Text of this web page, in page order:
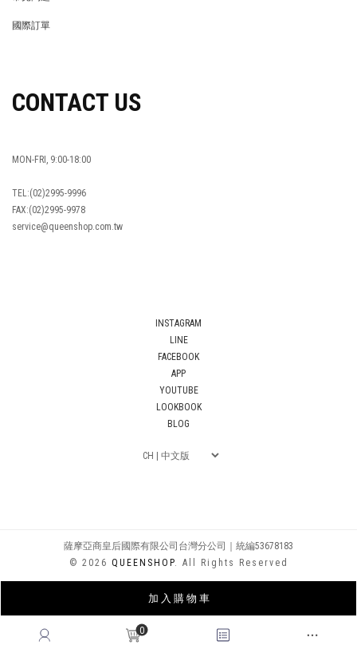
0
加 入 購 物 車
國際訂單
CONTACT US
MON-FRI, 9:00-18:00
TEL:(02)2995-9996
FAX:(02)2995-9978
service@queenshop.com.tw
INSTAGRAM
LINE
FACEBOOK
APP
YOUTUBE
LOOKBOOK
BLOG
薩摩亞商皇后國際有限公司台灣分公司｜統編53678183
© 2026 QUEENSHOP. All Rights Reserved